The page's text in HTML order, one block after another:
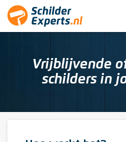
Vrijblijvende
schilders in